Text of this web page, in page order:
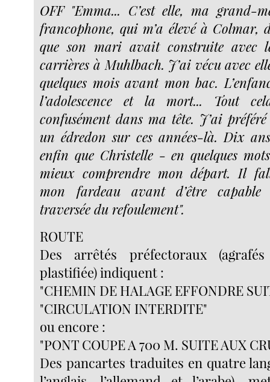
OFF "Emma... C’est elle, ma grand-
francophone, qui m’a élevé à Colmar,
que son mari avait construite avec
carrières à Muhlbach. J’ai vécu avec
quelques mois avant mon bac.
l’adolescence et la mort... Tout
confusément dans ma tête. J’ai
un édredon sur ces années-là. Dix
enfin que Christelle - en quelques
mieux comprendre mon départ. Il
mon fardeau avant d’être capable
traversée du refoulement".
ROUTE
Des arrêtés préfectoraux
plastifiée) indiquent :
"CHEMIN DE HALAGE EFFONDRE
"CIRCULATION INTERDITE"
ou encore :
"PONT COUPE A 700 M. SUITE AUX
Des pancartes traduites en quatre